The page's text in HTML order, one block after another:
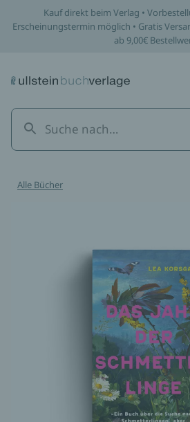
Kauf direkt beim Verlag •
Erscheinungstermin möglich • Gratis
ab 9,00€
Alle Bücher
/werke/das-jahr-der-